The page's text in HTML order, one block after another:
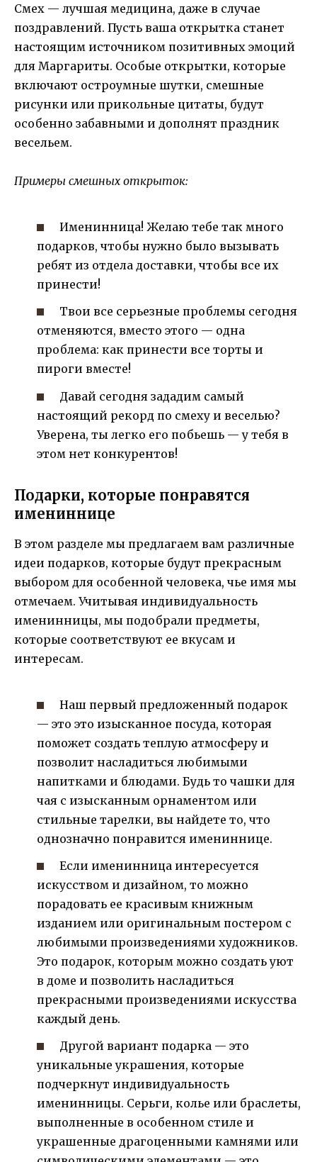
Смех — лучшая медицина, даже в случае
поздравлений. Пусть ваша открытка станет
настоящим источником позитивных эмоций
для Маргариты. Особые открытки, которые
включают остроумные шутки, смешные
рисунки или прикольные цитаты, будут
особенно забавными и дополнят праздник
весельем.
Примеры смешных открыток:
Именинница! Желаю тебе так много
подарков, чтобы нужно было вызывать
ребят из отдела доставки, чтобы все их
принести!
Твои все серьезные проблемы сегодня
отменяются, вместо этого — одна
проблема: как принести все торты и
пироги вместе!
Давай сегодня зададим самый
настоящий рекорд по смеху и веселью?
Уверена, ты легко его побьешь — у тебя в
этом нет конкурентов!
Подарки, которые понравятся
имениннице
В этом разделе мы предлагаем вам различные
идеи подарков, которые будут прекрасным
выбором для особенной человека, чье имя мы
отмечаем. Учитывая индивидуальность
именинницы, мы подобрали предметы,
которые соответствуют ее вкусам и
интересам.
Наш первый предложенный подарок
— это это изысканное посуда, которая
поможет создать теплую атмосферу и
позволит насладиться любимыми
напитками и блюдами. Будь то чашки для
чая с изысканным орнаментом или
стильные тарелки, вы найдете то, что
однозначно понравится имениннице.
Если именинница интересуется
искусством и дизайном, то можно
порадовать ее красивым книжным
изданием или оригинальным постером с
любимыми произведениями художников.
Это подарок, которым можно создать уют
в доме и позволить насладиться
прекрасными произведениями искусства
каждый день.
Другой вариант подарка — это
уникальные украшения, которые
подчеркнут индивидуальность
именинницы. Серьги, колье или браслеты,
выполненные в особенном стиле и
украшенные драгоценными камнями или